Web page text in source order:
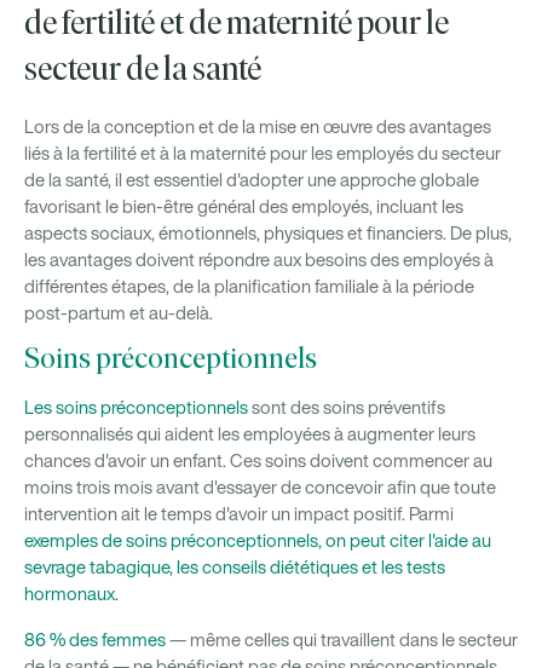
de fertilité et de maternité pour le
secteur de la santé
Lors de la conception et de la mise en œuvre des avantages
liés à la fertilité et à la maternité pour les employés du secteur
de la santé, il est essentiel d'adopter une approche globale
favorisant le bien-être général des employés, incluant les
aspects sociaux, émotionnels, physiques et financiers. De plus,
les avantages doivent répondre aux besoins des employés à
différentes étapes, de la planification familiale à la période
post-partum et au-delà.
Soins préconceptionnels
Les soins préconceptionnelssont des soins préventifs
personnalisés qui aident les employées à augmenter leurs
chances d'avoir un enfant. Ces soins doivent commencer au
moins trois mois avant d'essayer de concevoir afin que toute
intervention ait le temps d'avoir un impact positif. Parmi
exemples de soins préconceptionnels, on peut citer l'aide au
sevrage tabagique, les conseils diététiques et les tests
hormonaux.
86 % des femmes— même celles qui travaillent dans le secteur